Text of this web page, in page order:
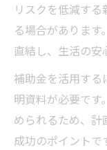
リスクを低減す
る場合がありま
直結し、生活の安
補助金を活用す
明資料が必要です
められるため、
成功のポイントで